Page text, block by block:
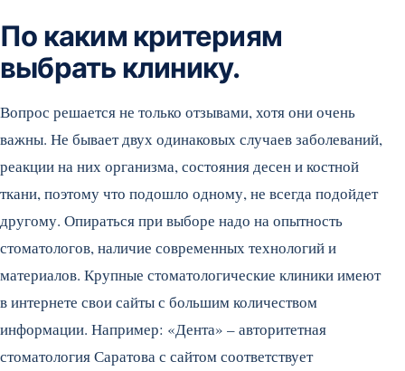
По каким критериям
выбрать клинику.
Вопрос решается не только отзывами, хотя они очень
важны. Не бывает двух одинаковых случаев заболеваний,
реакции на них организма, состояния десен и костной
ткани, поэтому что подошло одному, не всегда подойдет
другому. Опираться при выборе надо на опытность
стоматологов, наличие современных технологий и
материалов. Крупные стоматологические клиники имеют
в интернете свои сайты с большим количеством
информации. Например: «Дента» – авторитетная
стоматология Саратова с сайтом соответствует